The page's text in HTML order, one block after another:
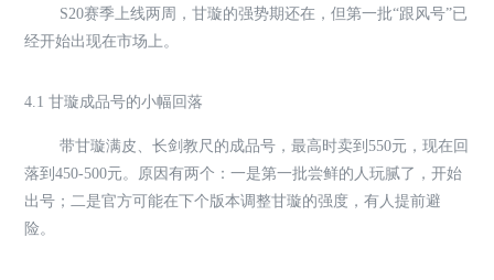
S20赛季上线两周，甘璇的强势期还在，但第一批“跟风号”已
经开始出现在市场上。
4.1 甘璇成品号的小幅回落
带甘璇满皮、长剑教尺的成品号，最高时卖到550元，现在回
落到450-500元。原因有两个：一是第一批尝鲜的人玩腻了，开始
出号；二是官方可能在下个版本调整甘璇的强度，有人提前避
险。